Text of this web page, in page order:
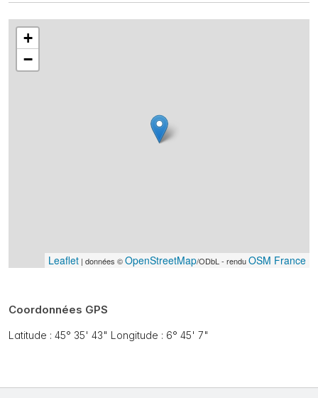
+
−
Leaflet | données ©OpenStreetMap/ODbL - renduOSM France
Coordonnées GPS
Latitude : 45° 35' 43" Longitude : 6° 45' 7"